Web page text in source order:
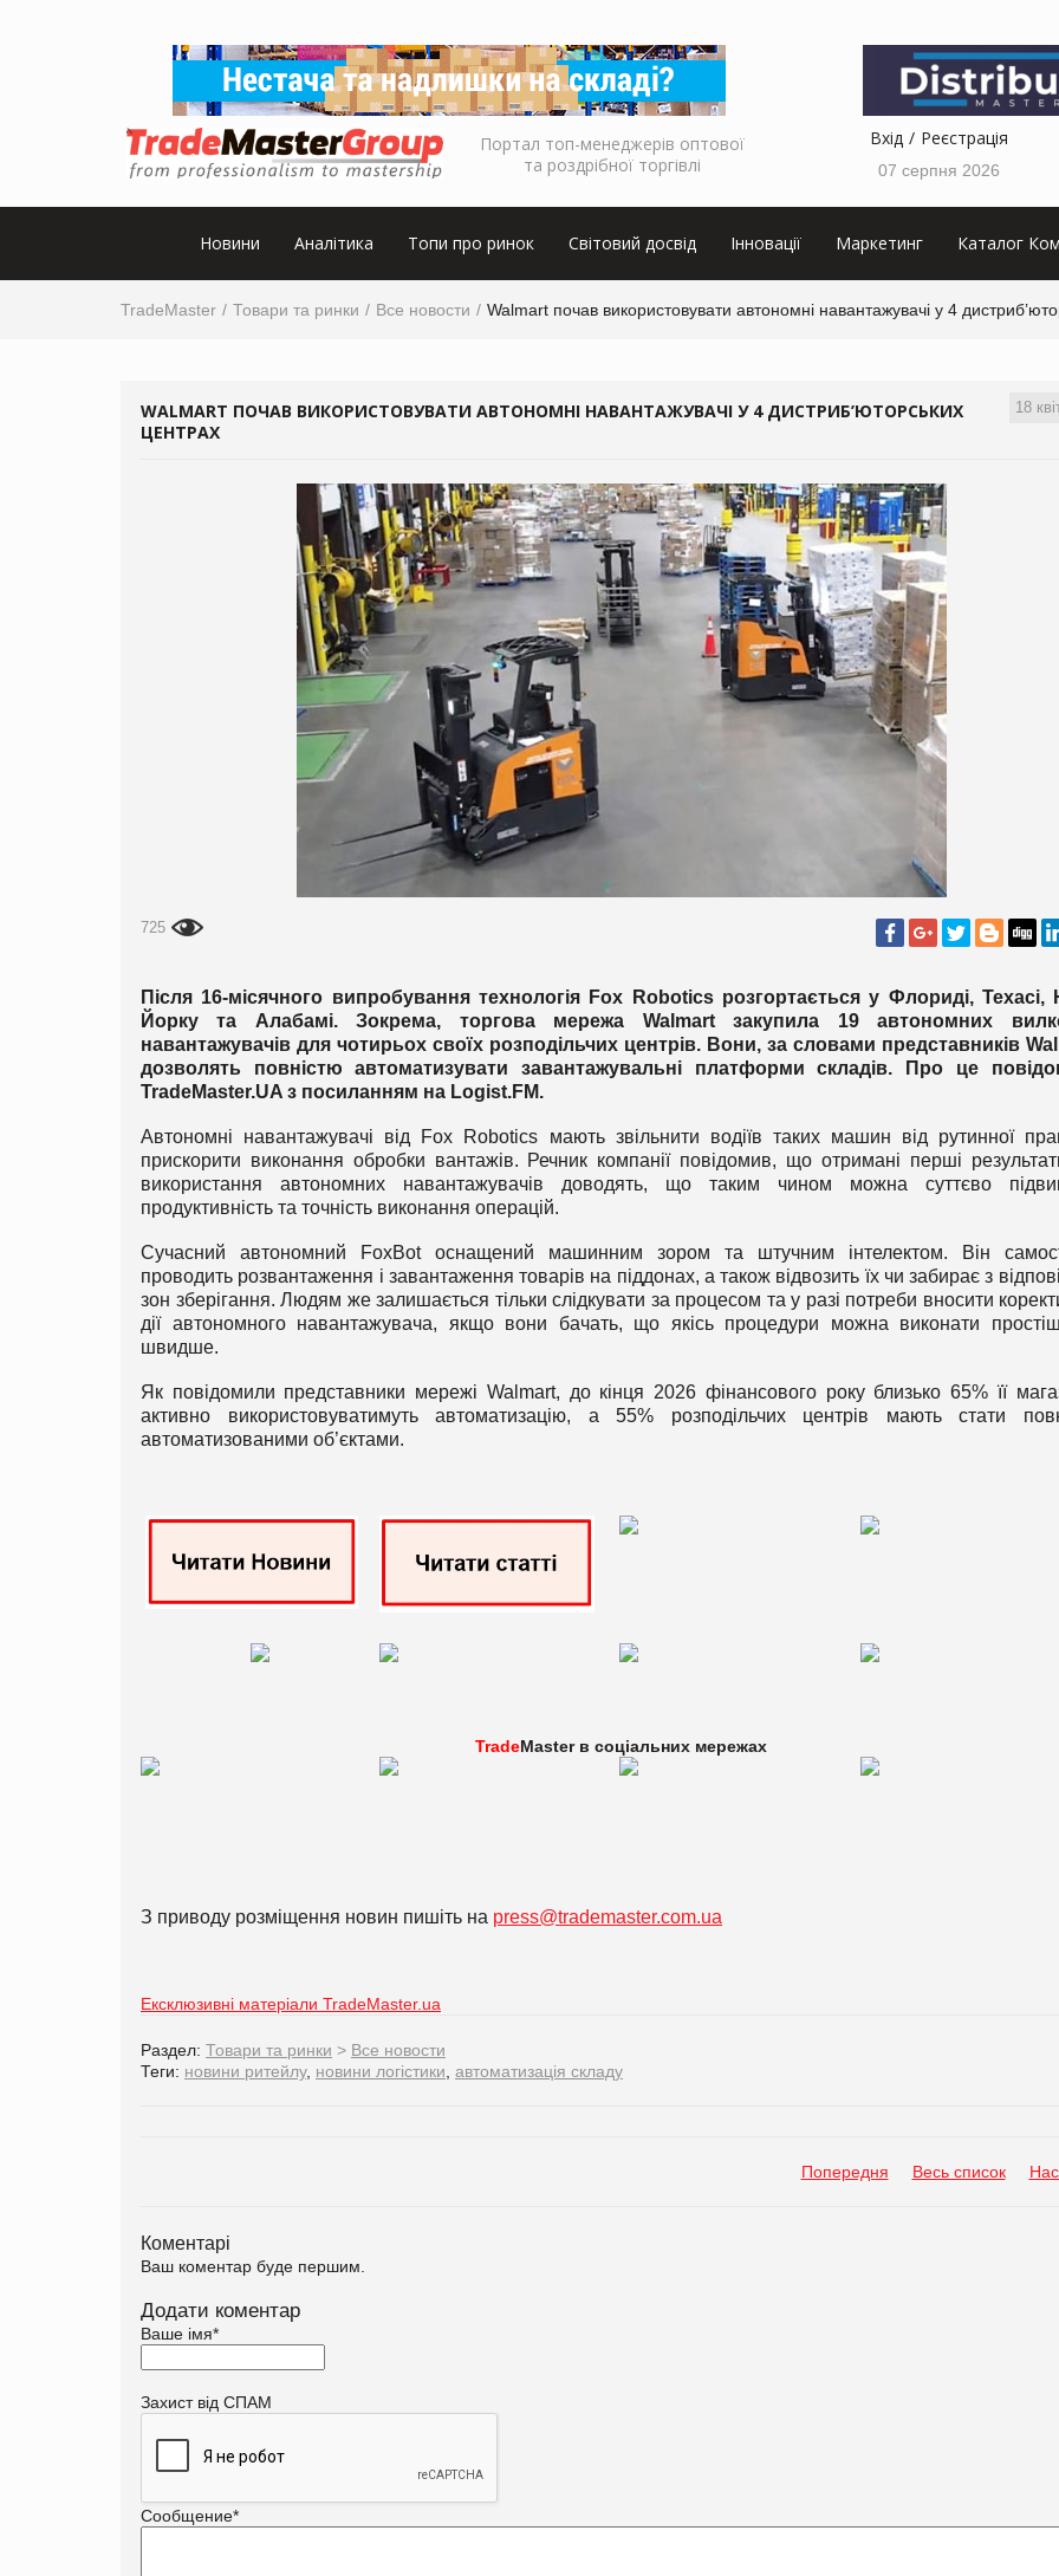
Портал топ-менеджерів оптової
та роздрібної торгівлі
Вхід Реєстрація
07 серпня 2026
Новини Аналітика Топи про ринок Світовий досвід Інновації Маркетинг Каталог
TradeMaster Товари та ринки Все новости Walmart почав використовувати автономні навантажувачі у 4
18
WALMART ПОЧАВ ВИКОРИСТОВУВАТИ АВТОНОМНІ НАВАНТАЖУВАЧІ У 4 ДИСТРИБ’ЮТОРСЬКИХ
ЦЕНТРАХ
725
Після 16-місячного випробування технологія Fox Robotics розгортається у Флориді,
Йорку та Алабамі. Зокрема, торгова мережа Walmart закупила 19 автономних
навантажувачів для чотирьох своїх розподільчих центрів. Вони, за словами представників
дозволять повністю автоматизувати завантажувальні платформи складів. Про це
TradeMaster.UA з посиланням на Logist.FM.
Автономні навантажувачі від Fox Robotics мають звільнити водіїв таких машин від рутинної
прискорити виконання обробки вантажів. Речник компанії повідомив, що отримані перші
використання автономних навантажувачів доводять, що таким чином можна суттєво
продуктивність та точність виконання операцій.
Сучасний автономний FoxBot оснащений машинним зором та штучним інтелектом. Він
проводить розвантаження і завантаження товарів на піддонах, а також відвозить їх чи забирає з
зон зберігання. Людям же залишається тільки слідкувати за процесом та у разі потреби вносити
дії автономного навантажувача, якщо вони бачать, що якісь процедури можна виконати
швидше.
Як повідомили представники мережі Walmart, до кінця 2026 фінансового року близько 65% її
активно використовуватимуть автоматизацію, а 55% розподільчих центрів мають стати
автоматизованими об’єктами.
TradeMaster в соціальних мережах
З приводу розміщення новин пишіть на press@trademaster.com.ua
Ексклюзивні матеріали TradeMaster.ua
Раздел: Товари та ринки > Все новости
Теги: новини ритейлу, новини логістики автоматизація складу
Попередня Весь список
Коментарі
Ваш коментар буде першим.
Додати коментар
Ваше імя*
Захист від СПАМ
Сообщение*